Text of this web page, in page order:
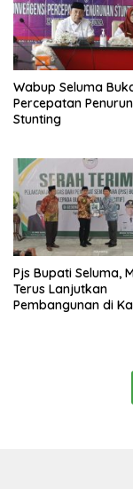
Wabup Seluma
Percepatan
Stunting
Pjs Bupati Seluma,
Terus Lanjutkan
Pembangunan di